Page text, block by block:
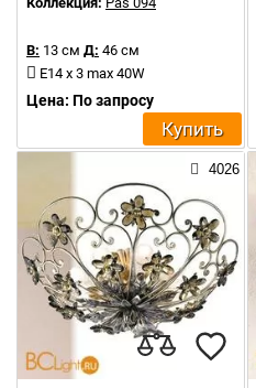
В: 13 см Д: 46 см
E14 x 3 max 40W
Цена: По запросу
Купить
4026